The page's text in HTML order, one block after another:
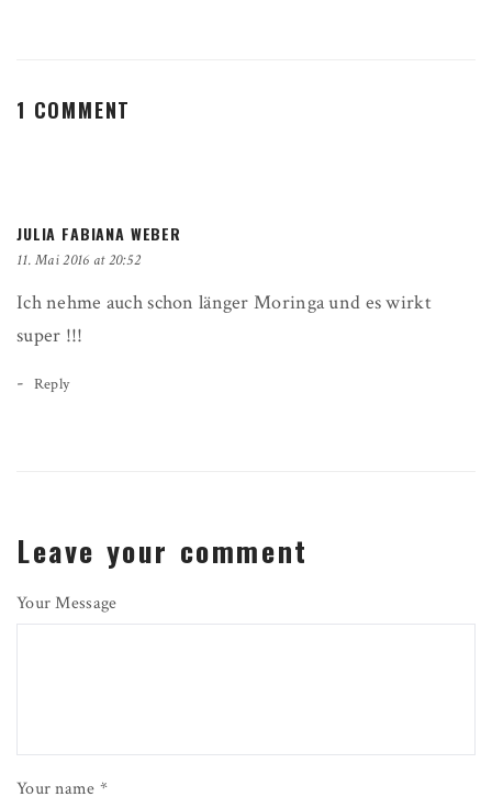
1 COMMENT
JULIA FABIANA WEBER
11. Mai 2016 at 20:52
Ich nehme auch schon länger Moringa und es wirkt
super !!!
- Reply
Leave your comment
Your Message
Your name *